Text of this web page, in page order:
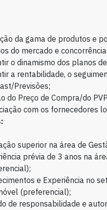
da gama de produtos e
do mercado e
o dinamismo dos planos
a rentabilidade, o
Previsões;
do Preço de Compra/do
com os fornecedores
superior na área de
prévia de 3 anos na
e Experiência no
(preferencial);
de responsabilidade e